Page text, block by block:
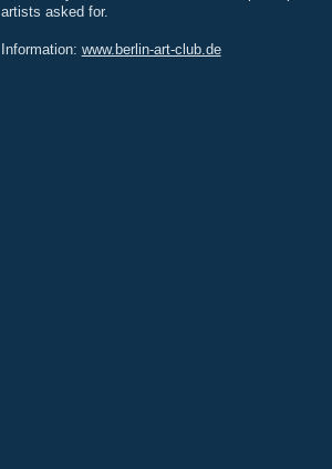
artists asked for.
Information: www.berlin-art-club.de